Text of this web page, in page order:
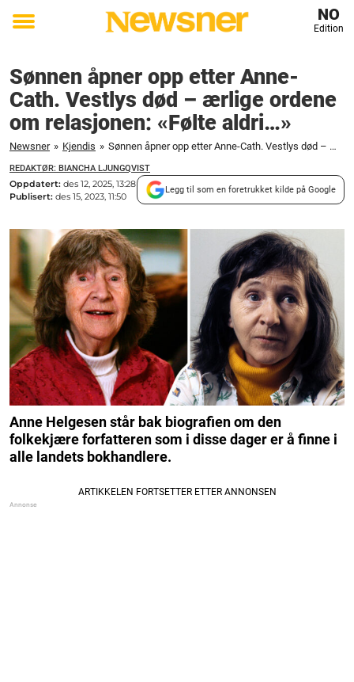
Toggle
NO
Edition
Sønnen åpner opp etter Anne-
Cath. Vestlys død – ærlige ordene
om relasjonen: «Følte aldri…»
Newsner » Kjendis » Sønnen åpner opp etter Anne-Cath. Vestlys død – ærlige ordene om relasjonen: "Følte aldri..."
REDAKTØR: BIANCHA LJUNGQVIST
Oppdatert: des 12, 2025, 13:28
Publisert: des 15, 2023, 11:50
Legg til som en foretrukket kilde på Google
Anne Helgesen står bak biografien om den
folkekjære forfatteren som i disse dager er å finne i
alle landets bokhandlere.